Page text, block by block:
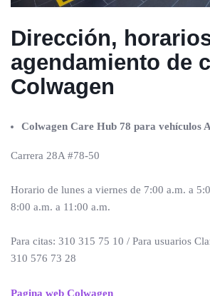
Dirección,
agendamiento de
Colwagen
Colwagen Care Hub 78 para vehículos
Carrera 28A #78-50
Horario de lunes a viernes de 7:00 a.m. a
8:00 a.m. a 11:00 a.m.
Para citas: 310 315 75 10 / Para usuarios
310 576 73 28
Pagina web Colwagen